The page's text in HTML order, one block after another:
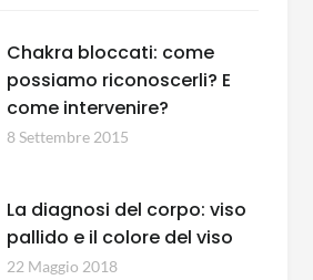
Chakra bloccati: come
possiamo riconoscerli? E
come intervenire?
8 Settembre 2015
La diagnosi del corpo: viso
pallido e il colore del viso
22 Maggio 2018